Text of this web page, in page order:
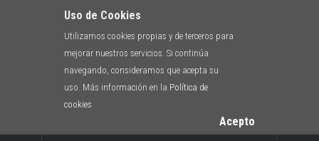
Uso de Cookies
Utilizamos cookies propias y de terceros para
mejorar nuestros servicios. Si continúa
navegando, consideramos que acepta su
uso. Más información en la Política de
cookies
Acepto